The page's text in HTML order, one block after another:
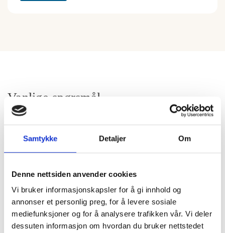
Samtykke Detaljer Om
Denne nettsiden anvender cookies
Vi bruker informasjonskapsler for å gi innhold og
annonser et personlig preg, for å levere sosiale
mediefunksjoner og for å analysere trafikken vår. Vi deler
dessuten informasjon om hvordan du bruker nettstedet
Vanlige spørsmål
Vevang Gravferd AS bistår med henting etter avtale
med pårørende, men dødsattest må være utfylt av
lege før henting kan skje. Ved dødsfall utenfor
institusjon legger vi sammen en plan for hvordan og
når dette skal skje, slik at de som ønsker det får tid til